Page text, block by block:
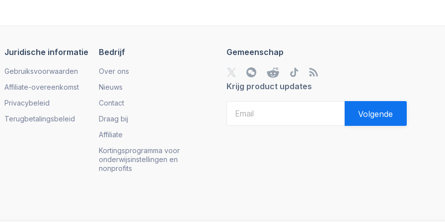
Juridische informatie
Gebruiksvoorwaarden
Affiliate-overeenkomst
Privacybeleid
Terugbetalingsbeleid
Bedrijf
Over ons
Nieuws
Contact
Draag bij
Affiliate
Kortingsprogramma voor
onderwijsinstellingen en
nonprofits
Gemeenschap
Krijg product updates
Volgende